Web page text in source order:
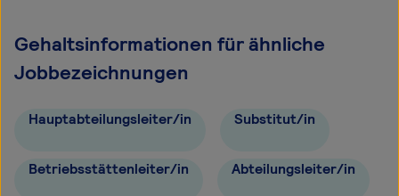
Gehaltsinformationen für ähnliche
Jobbezeichnungen
Hauptabteilungsleiter/in Substitut/in
Betriebsstättenleiter/in Abteilungsleiter/in